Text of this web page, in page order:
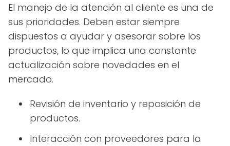
El manejo de la atención al cliente es una de
sus prioridades. Deben estar siempre
dispuestos a ayudar y asesorar sobre los
productos, lo que implica una constante
actualización sobre novedades en el
mercado.
Revisión de inventario y reposición de
productos.
Interacción con proveedores para la